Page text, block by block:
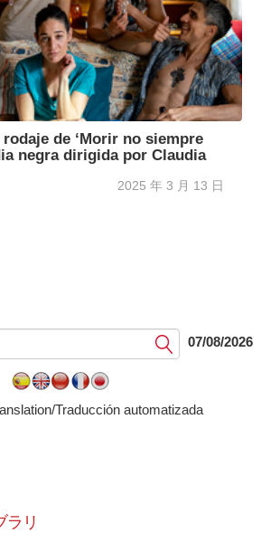
de ‘Morir no siempre
negra dirigida por Claudia
2025 年 3 月 13 日
提
出
07/08/2026
Traducción automatizada
ラリ